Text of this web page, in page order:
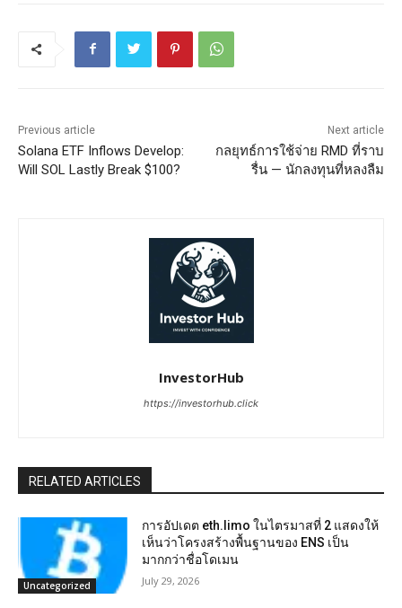
Previous article
Solana ETF Inflows Develop:
Will SOL Lastly Break $100?
Next article
กลยุทธ์การใช้จ่าย RMD ที่ราบ
รื่น — นักลงทุนที่หลงลืม
InvestorHub
https://investorhub.click
RELATED ARTICLES
Uncategorized
การอัปเดต eth.limo ในไตรมาสที่ 2 แสดงให้
เห็นว่าโครงสร้างพื้นฐานของ ENS เป็น
มากกว่าชื่อโดเมน
July 29, 2026